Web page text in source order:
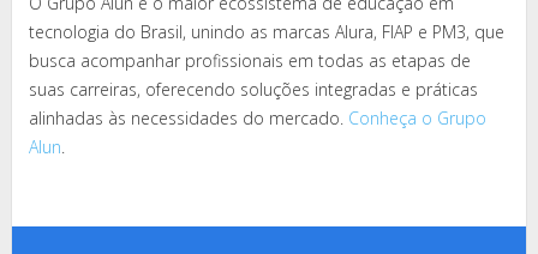
tecnologia do Brasil, unindo as marcas Alura, FIAP e PM3, que
busca acompanhar profissionais em todas as etapas de
suas carreiras, oferecendo soluções integradas e práticas
alinhadas às necessidades do mercado. Conheça o Grupo
Alun.